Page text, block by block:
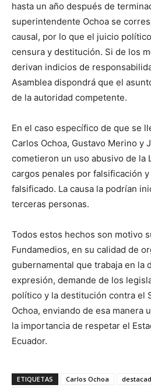
hasta un año después de
superintendente Ochoa se
causal, por lo que el juicio
censura y destitución. Si de los
derivan indicios de
Asamblea dispondrá que el
de la autoridad competente.
En el caso específico de que se
Carlos Ochoa, Gustavo Merino y
cometieron un uso abusivo de la
cargos penales por falsificación
falsificado. La causa la podrían
terceras personas.
Todos estos hechos son motivo
Fundamedios, en su calidad de
gubernamental que trabaja en la
expresión, demande de los
político y la destitución contra el
Ochoa, enviando de esa manera
la importancia de respetar el
Ecuador.
ETIQUETAS Carlos Ochoa